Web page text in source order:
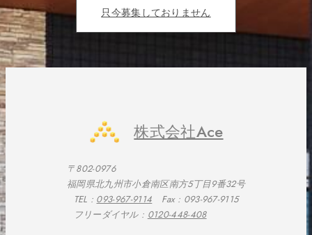
只今募集しておりません
株式会社Ace
〒802-0976
福岡県北九州市小倉南区南方5丁目9番32号
TEL : 093-967-9114 Fax : 093-967-9115
フリーダイヤル : 0120-448-408